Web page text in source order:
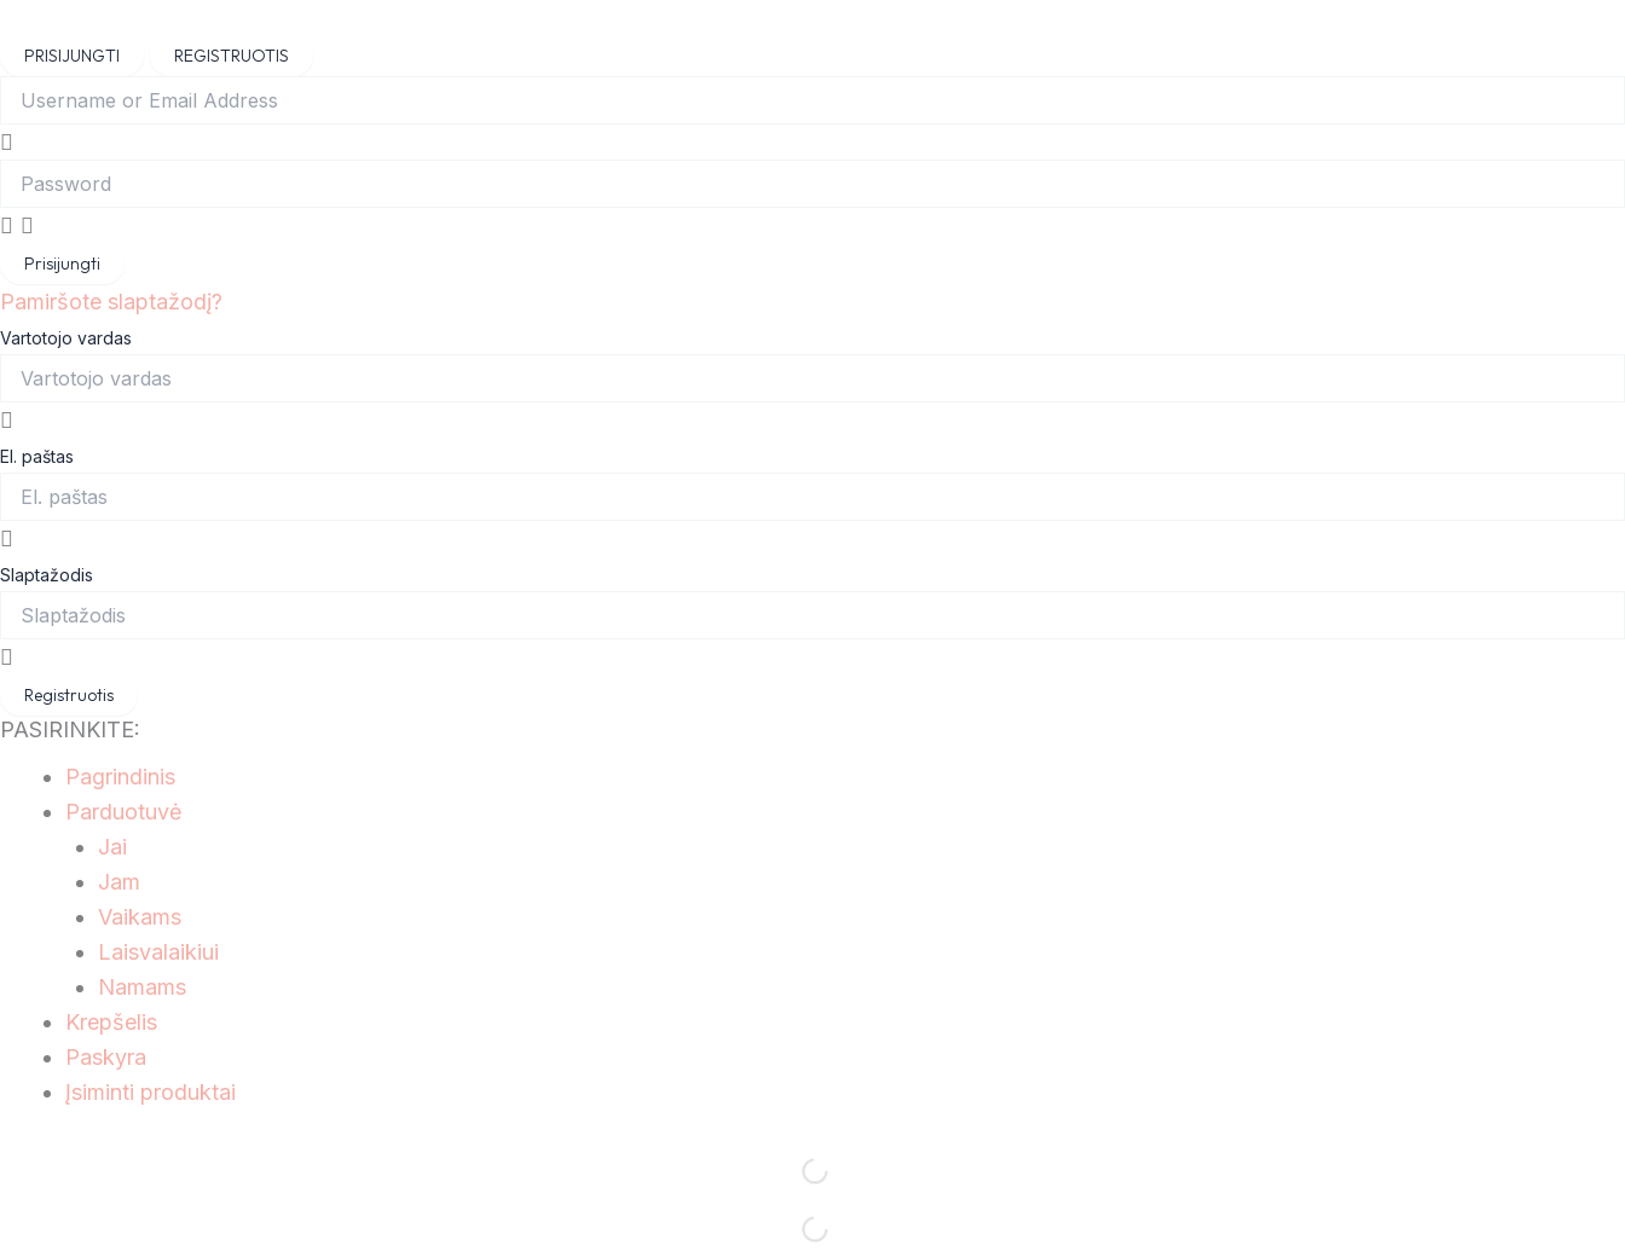
PRISIJUNGTI REGISTRUOTIS
Prisijungti
Pamiršote slaptažodį?
Vartotojo vardas
El. paštas
Slaptažodis
Registruotis
PASIRINKITE:
Menu
Pagrindinis
Parduotuvė
Jai
Jam
Vaikams
Laisvalaikiui
Namams
Krepšelis
Paskyra
Įsiminti produktai